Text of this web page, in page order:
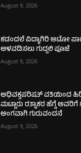
August 9, 2026
ಕಡಂದಲೆ ವಿದ್ಯಾಗಿರಿ ಆಟೋ
ಅಳವಡಿಸಲು ಗುದ್ದಲಿ ಪೂಜೆ
August 9, 2026
ಅಧಿವಕ್ತಪರಿಷತ್ ವತಿಯಿಂದ
ಮಟ್ಟಾರು ರತ್ನಾಕರ ಹೆಗ್ಡೆ
ಅಂಗವಾಗಿ ಗುರುವಂದನೆ
August 9, 2026